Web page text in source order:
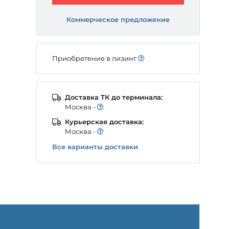
Коммерческое предложение
Приобретение в лизинг
Доставка ТК до терминала:
Моcква -
Курьерская доставка:
Моcква -
Все варианты доставки